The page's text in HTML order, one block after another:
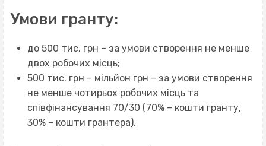
Умови гранту:
до 500 тис. грн – за умови створення не менше
двох робочих місць;
500 тис. грн – мільйон грн – за умови створення
не менше чотирьох робочих місць та
співфінансування 70/30 (70% – кошти гранту,
30% – кошти грантера).